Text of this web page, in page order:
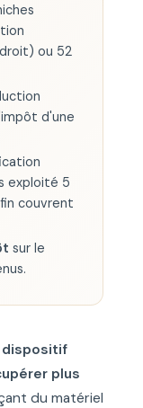
ou 52
d'une
exploité 5
couvrent
sur le
dispositif
plus
du matériel